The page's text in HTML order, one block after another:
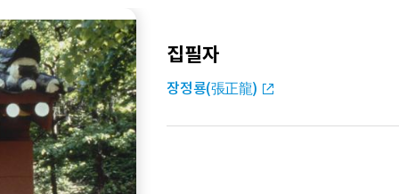
집필자
장정룡(張正龍)